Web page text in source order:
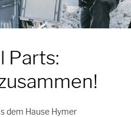
Parts:
dem Hause Hymer